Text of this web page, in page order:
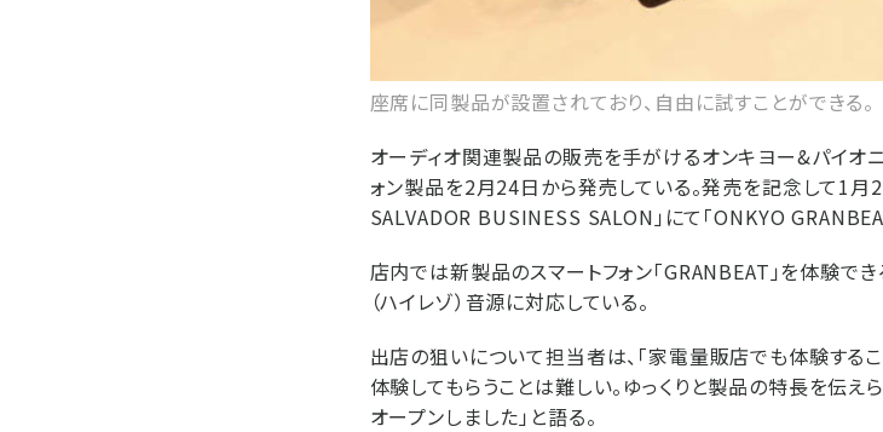
座席に同製品が設置されており、自由に試すことができる。
オーディオ関連製品の販売を手がけるオンキヨー&パイオ
ォン製品を2月24日から発売している。発売を記念して1月
SALVADOR BUSINESS SALON」にて「ONKYO
店内では新製品のスマートフォン「GRANBEAT」を体験で
（ハイレゾ）音源に対応している。
出店の狙いについて担当者は、「家電量販店でも体験する
体験してもらうことは難しい。ゆっくりと製品の特長を伝え
オープンしました」と語る。